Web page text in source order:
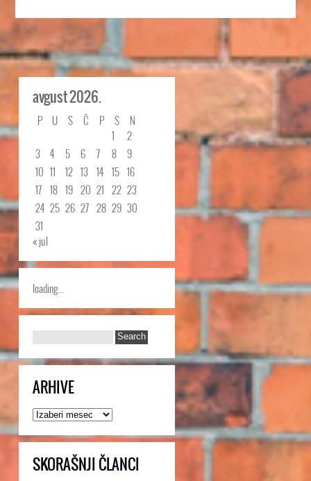
avgust 2026.
P U S Č P S
N
1
2
3
4 5 6 7 8
9
10 11 12 13 14 15 16
17 18 19 20 21 22 23
24 25 26 27 28 29 30
31
« jul
loading...
ARHIVE
Arhive
SKORAŠNJI ČLANCI